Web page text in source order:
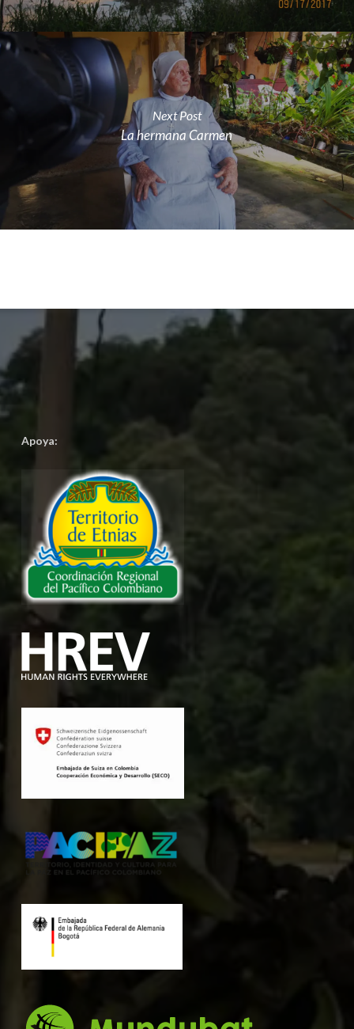
Next Post
La hermana Carmen
Apoya: